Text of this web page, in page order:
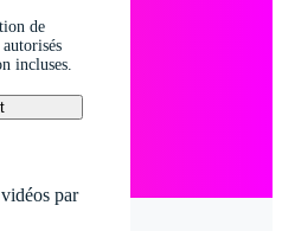
de
incluses.
par